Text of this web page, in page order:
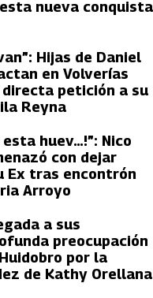
nueva conquista
Hijas de Daniel
en Volverías
directa petición a su
Reyna
esta huev…!”: Nico
con dejar
Ex tras encontrón
Arroyo
a sus
preocupación
por la
de Kathy Orellana